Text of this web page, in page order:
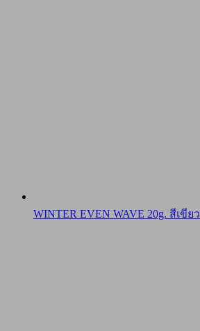
WINTER EVEN WAVE 20g. สีเขียว